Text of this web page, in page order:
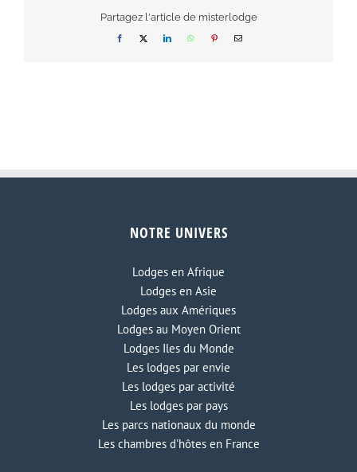
Partagez l'article de misterlodge
FacebookX LinkedInWhatsAppPinterestEmail
NOTRE UNIVERS
Lodges en Afrique
Lodges en Asie
Lodges aux Amériques
Lodges au Moyen Orient
Lodges Iles du Monde
Les lodges par envie
Les lodges par activité
Les lodges par pays
Les parcs nationaux du monde
Les chambres d'hôtes en France